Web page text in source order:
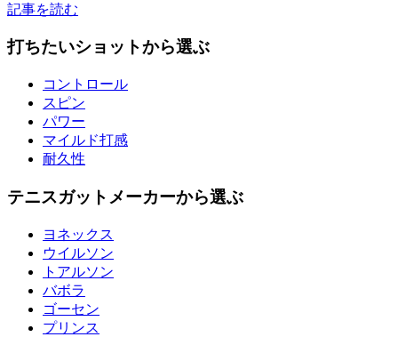
記事を読む
打ちたいショットから選ぶ
コントロール
スピン
パワー
マイルド打感
耐久性
テニスガットメーカーから選ぶ
ヨネックス
ウイルソン
トアルソン
バボラ
ゴーセン
プリンス